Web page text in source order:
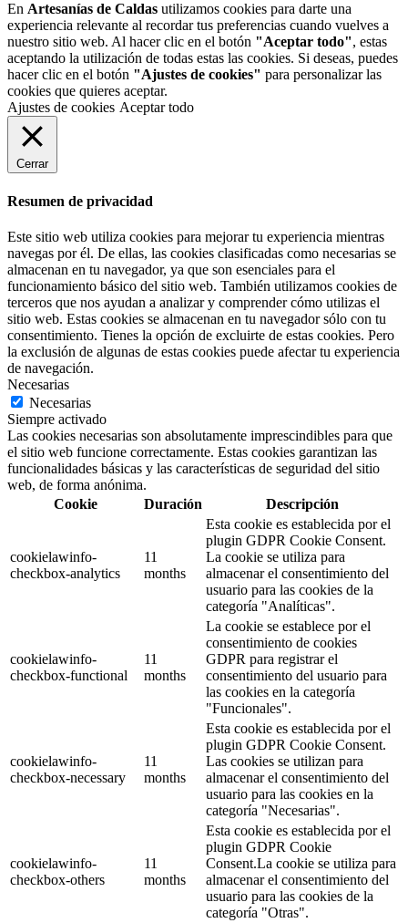
En Artesanías de Caldas utilizamos cookies para darte una
experiencia relevante al recordar tus preferencias cuando vuelves a
nuestro sitio web. Al hacer clic en el botón "Aceptar todo", estas
aceptando la utilización de todas estas las cookies. Si deseas, puedes
hacer clic en el botón "Ajustes de cookies" para personalizar las
cookies que quieres aceptar.
Ajustes de cookies Aceptar todo
Cerrar
Resumen de privacidad
Este sitio web utiliza cookies para mejorar tu experiencia mientras
navegas por él. De ellas, las cookies clasificadas como necesarias se
almacenan en tu navegador, ya que son esenciales para el
funcionamiento básico del sitio web. También utilizamos cookies de
terceros que nos ayudan a analizar y comprender cómo utilizas el
sitio web. Estas cookies se almacenan en tu navegador sólo con tu
consentimiento. Tienes la opción de excluirte de estas cookies. Pero
la exclusión de algunas de estas cookies puede afectar tu experiencia
de navegación.
Necesarias
Necesarias
Siempre activado
Las cookies necesarias son absolutamente imprescindibles para que
el sitio web funcione correctamente. Estas cookies garantizan las
funcionalidades básicas y las características de seguridad del sitio
web, de forma anónima.
Cookie
Duración Descripción
cookielawinfo-
checkbox-analytics
11
months
Esta cookie es establecida por el
plugin GDPR Cookie Consent.
La cookie se utiliza para
almacenar el consentimiento del
usuario para las cookies de la
categoría "Analíticas".
cookielawinfo-
checkbox-functional
11
months
La cookie se establece por el
consentimiento de cookies
GDPR para registrar el
consentimiento del usuario para
las cookies en la categoría
"Funcionales".
cookielawinfo-
checkbox-necessary
11
months
Esta cookie es establecida por el
plugin GDPR Cookie Consent.
Las cookies se utilizan para
almacenar el consentimiento del
usuario para las cookies en la
categoría "Necesarias".
cookielawinfo-
checkbox-others
11
months
Esta cookie es establecida por el
plugin GDPR Cookie
Consent.La cookie se utiliza para
almacenar el consentimiento del
usuario para las cookies de la
categoría "Otras".